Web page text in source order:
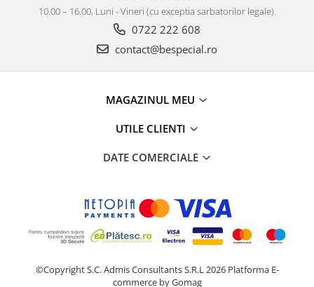
10.00 – 16.00, Luni - Vineri (cu exceptia sarbatorilor legale).
0722 222 608
contact@bespecial.ro
MAGAZINUL MEU
UTILE CLIENTI
DATE COMERCIALE
©Copyright S.C. Admis Consultants S.R.L 2026 Platforma E-
commerce by Gomag